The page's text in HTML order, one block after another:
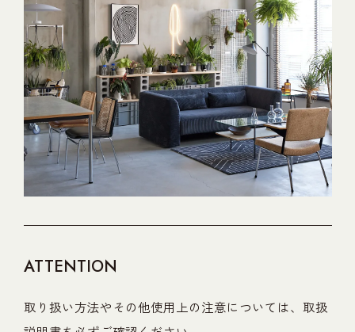
ATTENTION
取り扱い方法やその他使用上の注意については、取扱